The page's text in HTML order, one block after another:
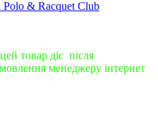
товар діє після
менеджеру інтернет